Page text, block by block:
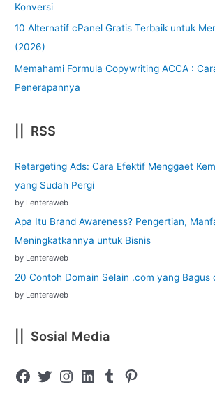
Konversi
10 Alternatif cPanel Gratis Terbaik untuk
(2026)
Memahami Formula Copywriting ACCA :
Penerapannya
|| RSS
Retargeting Ads: Cara Efektif Menggaet
yang Sudah Pergi
by Lenteraweb
Apa Itu Brand Awareness? Pengertian,
Meningkatkannya untuk Bisnis
by Lenteraweb
20 Contoh Domain Selain .com yang Bagus
by Lenteraweb
|| Sosial Media